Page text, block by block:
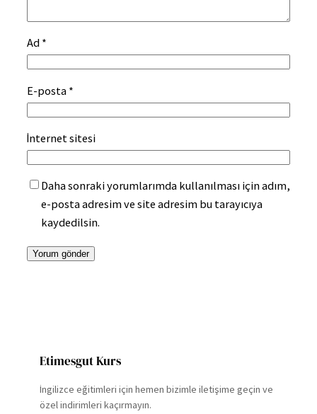
Ad *
E-posta *
İnternet sitesi
Daha sonraki yorumlarımda kullanılması için adım,
e-posta adresim ve site adresim bu tarayıcıya
kaydedilsin.
Etimesgut Kurs
İngilizce eğitimleri için hemen bizimle iletişime geçin ve
özel indirimleri kaçırmayın.